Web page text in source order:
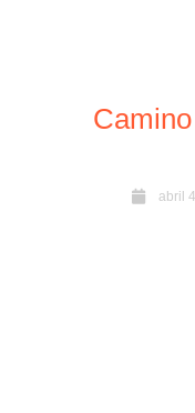
abril